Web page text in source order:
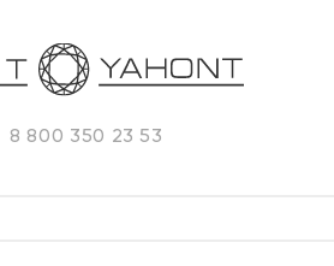
8 800 350 23 53